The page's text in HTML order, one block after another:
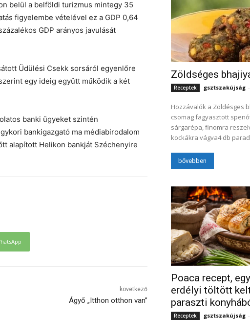
belül a belföldi turizmus mintegy 35
figyelembe vételével ez a GDP 0,64
GDP arányos javulását
Üdülési Csekk sorsáról egyenlőre
egy ideig együtt működik a két
banki ügyeket szintén
bankigazgató ma médiabirodalom
alapított Helikon bankját Széchenyire
következő
Ágyő „Itthon otthon van”
Zöldséges
Receptek gsztszakújság -
Hozzávalók a Zöldésges
csomag fagyasztott
sárgarépa, finomra
kockákra vágva4 db
bővebben
Poaca recept,
erdélyi töltött
paraszti
Receptek gsztszakújság -